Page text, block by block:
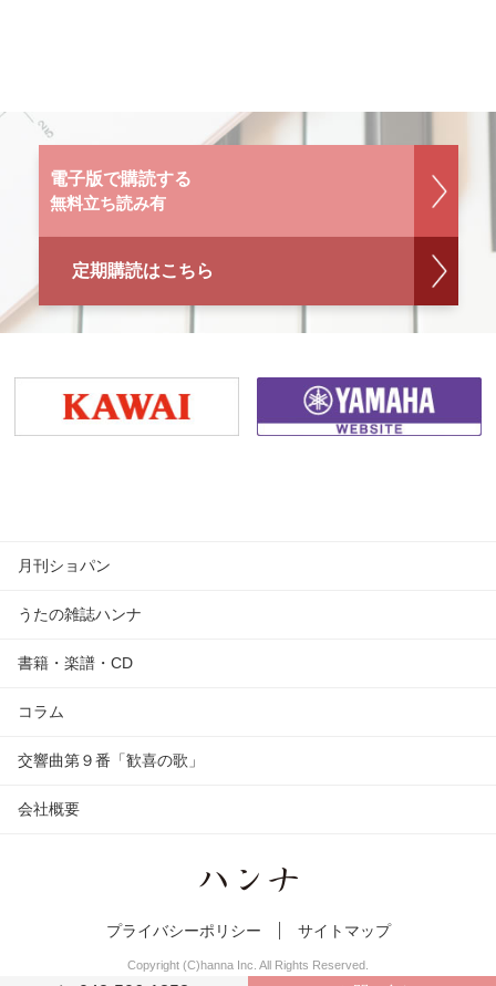
電子版で購読する
無料立ち読み有
定期購読はこちら
月刊ショパン
うたの雑誌ハンナ
書籍・楽譜・CD
コラム
交響曲第９番「歓喜の歌」
会社概要
プライバシーポリシー サイトマップ
Copyright (C)hanna Inc. All Rights Reserved.